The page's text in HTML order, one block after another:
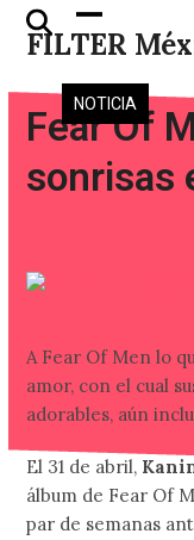
Skip
FILTER
Open
mobile
menu
Close
mobile
menu
NOTICIA
Fear Of
sonrisas
A Fear Of Men lo
amor, con el cual
adorables, aún
El 31 de abril,
álbum de Fear Of
par de semanas